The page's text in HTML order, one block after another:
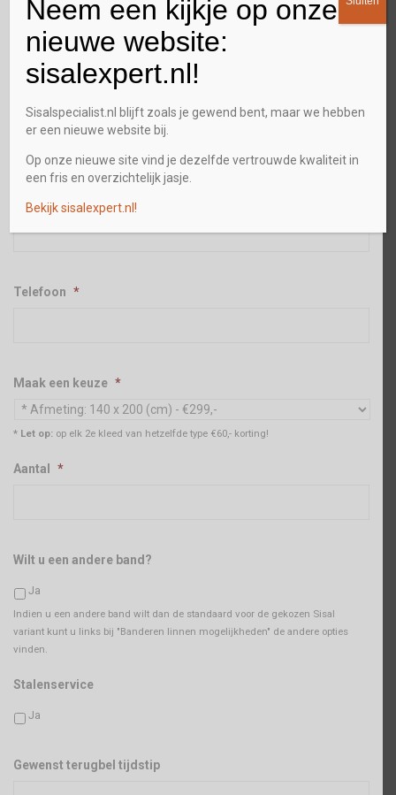
Postcode
E-mailadres
Telefoon *
Maak een keuze *
* Let op: op elk 2e kleed van hetzelfde type €60,- korting!
Aantal *
Wilt u een andere band?
Ja
Indien u een andere band wilt dan de standaard voor de gekozen Sisal
variant kunt u links bij "Banderen linnen mogelijkheden" de andere opties
vinden.
Stalenservice
Ja
Gewenst terugbel tijdstip
Neem een kijkje op onze
nieuwe website:
sisalexpert.nl!
Sisalspecialist.nl blijft zoals je gewend bent, maar we hebben
er een nieuwe website bij.
Op onze nieuwe site vind je dezelfde vertrouwde kwaliteit in
een fris en overzichtelijk jasje.
Bekijk sisalexpert.nl!